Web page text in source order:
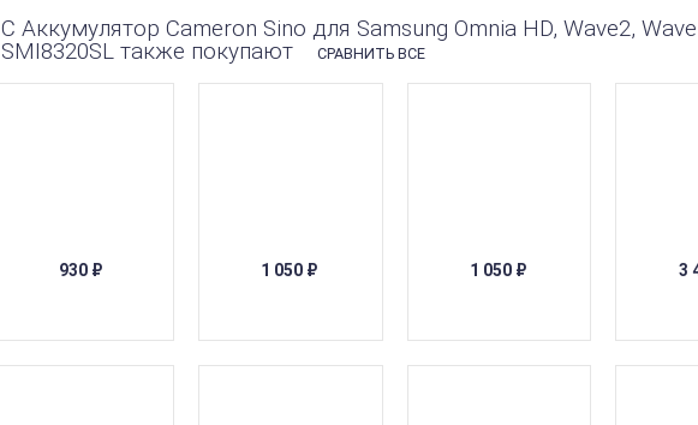
С Аккумулятор Cameron Sino для Samsung Omnia HD, Wave2, Wave
SMI8320SL также покупают
СРАВНИТЬ ВСЕ
930 ₽ 1 050 ₽ 1 050 ₽ 3